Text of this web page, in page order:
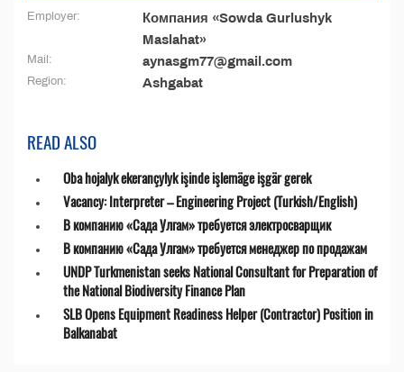
Employer:
Компания «Sowda Gurlushyk
Maslahat»
Mail: aynasgm77@gmail.com
Region: Ashgabat
READ ALSO
Oba hojalyk ekerançylyk işinde işlemäge işgär gerek
Vacancy: Interpreter – Engineering Project (Turkish/English)
В компанию «Сада Улгам» требуется электросварщик
В компанию «Сада Улгам» требуется менеджер по продажам
UNDP Turkmenistan seeks National Consultant for Preparation of
the National Biodiversity Finance Plan
SLB Opens Equipment Readiness Helper (Contractor) Position in
Balkanabat